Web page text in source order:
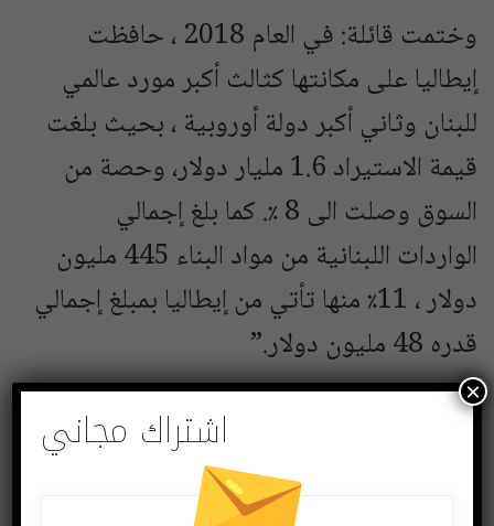
وختمت قائلة: في العام 2018 ، حافظت
إيطاليا على مكانتها كثالث أكبر مورد عالمي
للبنان وثاني أكبر دولة أوروبية ، بحيث بلغت
قيمة الاستيراد 1.6 مليار دولار، وحصة من
السوق وصلت الى 8 ٪. كما بلغ إجمالي
الواردات اللبنانية من مواد البناء 445 مليون
دولار ، 11٪ منها تأتي من إيطاليا بمبلغ إجمالي
قدره 48 مليون دولار.”
وهبة
وفي الختام تحدثت الدكتورة وهبة :فاعربت
عن اعتزازها بمعرض Project Lebanon
اشتراك مجاني
×